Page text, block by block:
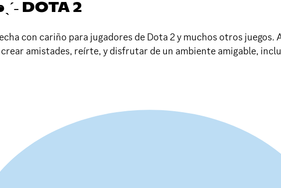
DOTA 2
con cariño para jugadores de Dota 2 y muchos otros
amistades, reírte, y disfrutar de un ambiente amigable,